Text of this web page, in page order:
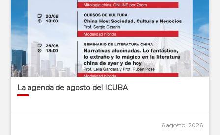
La agenda de agosto del ICUBA
6 agosto, 2026